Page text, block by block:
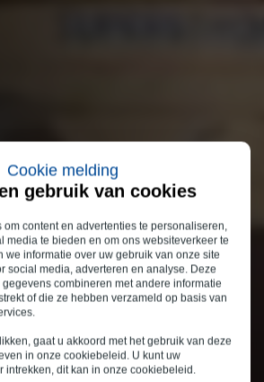
Cookie melding
gebruik van cookies
content en advertenties te personaliseren,
media te bieden en om ons websiteverkeer te
we informatie over uw gebruik van onze site
social media, adverteren en analyse. Deze
combineren met andere informatie
of die ze hebben verzameld op basis van
gaat u akkoord met het gebruik van deze
in onze cookiebeleid. U kunt uw
intrekken, dit kan in onze cookiebeleid.